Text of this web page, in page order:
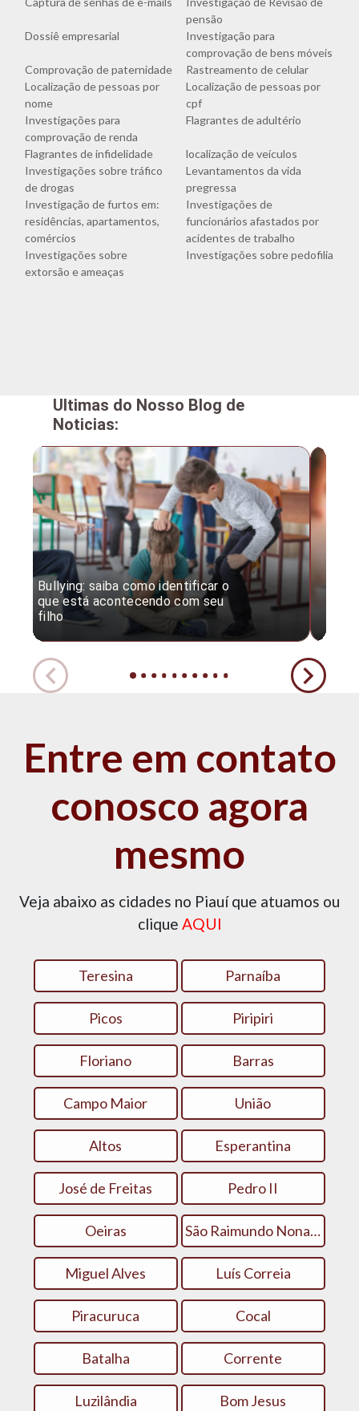
pensão
Dossiê empresarial
Investigação para
comprovação de bens móveis
Comprovação de paternidade
Rastreamento de celular
Localização de pessoas por
nome
Localização de pessoas por
cpf
Investigações para
comprovação de renda
Flagrantes de adultério
Flagrantes de infidelidade
localização de veículos
Investigações sobre tráfico
de drogas
Levantamentos da vida
pregressa
Investigação de furtos em:
residências, apartamentos,
comércios
Investigações de
funcionários afastados por
acidentes de trabalho
Investigações sobre
extorsão e ameaças
Investigações sobre pedofilia
Ultimas do Nosso Blog de
Noticias:
Bullying: saiba como identificar o
que está acontecendo com seu
filho
Entre em contato
conosco agora
mesmo
Veja abaixo as cidades no Piauí que atuamos ou
clique AQUI
Teresina Parnaíba
Picos Piripiri
Floriano Barras
Campo Maior União
Altos Esperantina
José de Freitas Pedro II
Oeiras São Raimundo Nonato
Miguel Alves Luís Correia
Piracuruca Cocal
Batalha Corrente
Luzilândia Bom Jesus